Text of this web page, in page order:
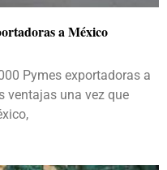
a México
Pymes exportadoras a
ventajas una vez que